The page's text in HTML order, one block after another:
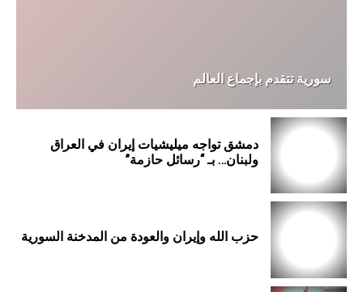
سورية تتقدم بإجماع العالم
دمشق تواجه ميليشيات إيران في العراق
ولبنان… بـ “رسائل حازمة”
حزب الله وإيران والعودة من المدخنة السورية